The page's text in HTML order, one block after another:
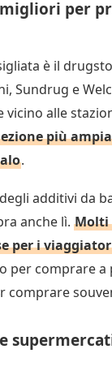
per
è il
Sundrug e
alle
più
.
additivi da
anche lì. Molti
per i
per comprare a
comprare